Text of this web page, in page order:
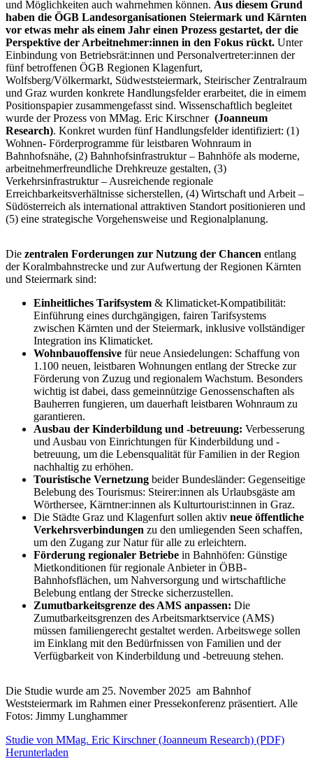
und Möglichkeiten auch wahrnehmen können. Aus diesem Grund
haben die ÖGB Landesorganisationen Steiermark und Kärnten
vor etwas mehr als einem Jahr einen Prozess gestartet, der die
Perspektive der Arbeitnehmer:innen in den Fokus rückt. Unter
Einbindung von Betriebsrät:innen und Personalvertreter:innen der
fünf betroffenen ÖGB Regionen Klagenfurt,
Wolfsberg/Völkermarkt, Südweststeiermark, Steirischer Zentralraum
und Graz wurden konkrete Handlungsfelder erarbeitet, die in eimem
Positionspapier zusammengefasst sind. Wissenschaftlich begleitet
wurde der Prozess von MMag. Eric Kirschner (Joanneum
Research). Konkret wurden fünf Handlungsfelder identifiziert: (1)
Wohnen- Förderprogramme für leistbaren Wohnraum in
Bahnhofsnähe, (2) Bahnhofsinfrastruktur – Bahnhöfe als moderne,
arbeitnehmerfreundliche Drehkreuze gestalten, (3)
Verkehrsinfrastruktur – Ausreichende regionale
Erreichbarkeitsverhältnisse sicherstellen, (4) Wirtschaft und Arbeit –
Südösterreich als international attraktiven Standort positionieren und
(5) eine strategische Vorgehensweise und Regionalplanung.
Die zentralen Forderungen zur Nutzung der Chancen entlang
der Koralmbahnstrecke und zur Aufwertung der Regionen Kärnten
und Steiermark sind:
Einheitliches Tarifsystem & Klimaticket-Kompatibilität:
Einführung eines durchgängigen, fairen Tarifsystems
zwischen Kärnten und der Steiermark, inklusive vollständiger
Integration ins Klimaticket.
Wohnbauoffensive für neue Ansiedelungen: Schaffung von
1.100 neuen, leistbaren Wohnungen entlang der Strecke zur
Förderung von Zuzug und regionalem Wachstum. Besonders
wichtig ist dabei, dass gemeinnützige Genossenschaften als
Bauherren fungieren, um dauerhaft leistbaren Wohnraum zu
garantieren.
Ausbau der Kinderbildung und -betreuung: Verbesserung
und Ausbau von Einrichtungen für Kinderbildung und -
betreuung, um die Lebensqualität für Familien in der Region
nachhaltig zu erhöhen.
Touristische Vernetzung beider Bundesländer: Gegenseitige
Belebung des Tourismus: Steirer:innen als Urlaubsgäste am
Wörthersee, Kärntner:innen als Kulturtourist:innen in Graz.
Die Städte Graz und Klagenfurt sollen aktiv neue öffentliche
Verkehrsverbindungen zu den umliegenden Seen schaffen,
um den Zugang zur Natur für alle zu erleichtern.
Förderung regionaler Betriebe in Bahnhöfen: Günstige
Mietkonditionen für regionale Anbieter in ÖBB-
Bahnhofsflächen, um Nahversorgung und wirtschaftliche
Belebung entlang der Strecke sicherzustellen.
Zumutbarkeitsgrenze des AMS anpassen: Die
Zumutbarkeitsgrenzen des Arbeitsmarktservice (AMS)
müssen familiengerecht gestaltet werden. Arbeitswege sollen
im Einklang mit den Bedürfnissen von Familien und der
Verfügbarkeit von Kinderbildung und -betreuung stehen.
Die Studie wurde am 25. November 2025 am Bahnhof
Weststeiermark im Rahmen einer Pressekonferenz präsentiert. Alle
Fotos: Jimmy Lunghammer
Studie von MMag. Eric Kirschner (Joanneum Research) (PDF)
Herunterladen